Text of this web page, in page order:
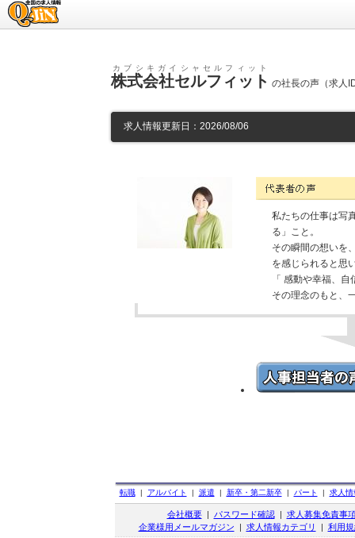
株式会社セルフィット
カブシキガイシャセルフィット
の社長の声（求人
求人情報のQ-JiN
求人情報更新日：2026/08/06
私たちの仕事は写
る」こと。
その瞬間の想いを
を感じられると思
「 感動や幸福、
その理念のもと、
転職| アルバイト | 派遣 | 新卒・第二新卒| パート | 求人情
会社概要| パスワード確認| 求人募集免責事
企業様用メールマガジン | 求人情報カテゴリ | 利用